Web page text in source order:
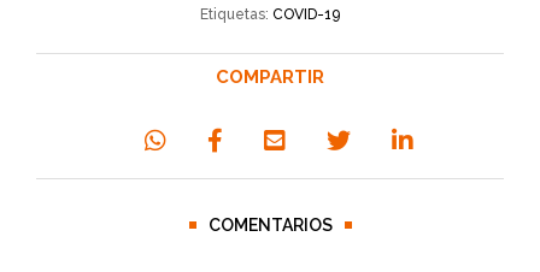
Etiquetas: COVID-19
COMPARTIR
COMENTARIOS